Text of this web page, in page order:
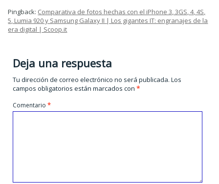
Pingback: Comparativa de fotos hechas con el iPhone 3, 3GS, 4, 4S,
5, Lumia 920 y Samsung Galaxy II | Los gigantes IT: engranajes de la
era digital | Scoop.it
Deja una respuesta
Tu dirección de correo electrónico no será publicada. Los
campos obligatorios están marcados con*
Comentario*